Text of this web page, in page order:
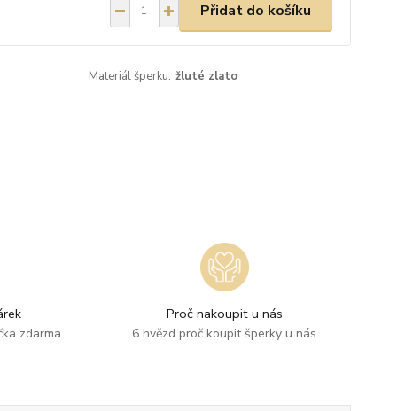
Přidat do košíku
Materiál šperku: žluté zlato
zdarma
Proč nakoupit u nás
6 hvězd proč koupit šperky u nás